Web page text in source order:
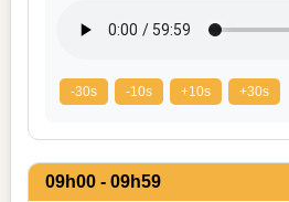
-30s -10s +10s +30s
09h00 - 09h59